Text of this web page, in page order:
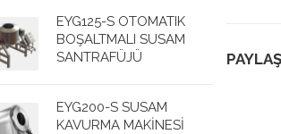
EYG125-S OTOMATIK
BOŞALTMALI SUSAM
SANTRAFÜJÜ
EYG200-S SUSAM
KAVURMA MAKİNESİ